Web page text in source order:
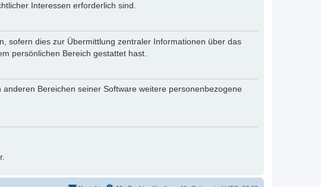
Interessen erforderlich sind.
sofern dies zur Übermittlung zentraler Informationen über das
persönlichen Bereich gestattet hast.
Bereichen seiner Software weitere personenbezogene